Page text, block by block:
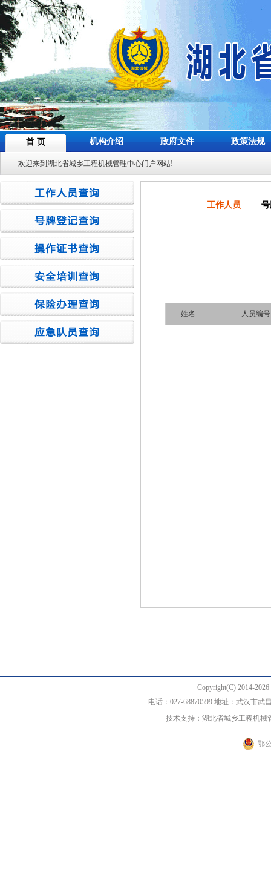
首 页 机构介绍 政府文件 政策法规
欢迎来到湖北省城乡工程机械管理中心门户网站!
工作人员
姓名 人员编号
Copyright(C) 2014-
电话：027-68870599 地址：武汉市
技术支持：湖北省城乡工程机
鄂